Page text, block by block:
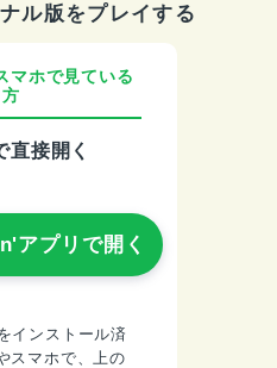
ル版をプレイする
マホで見ている
方
直接開く
アプリで開く
インストール済
スマホで、上の